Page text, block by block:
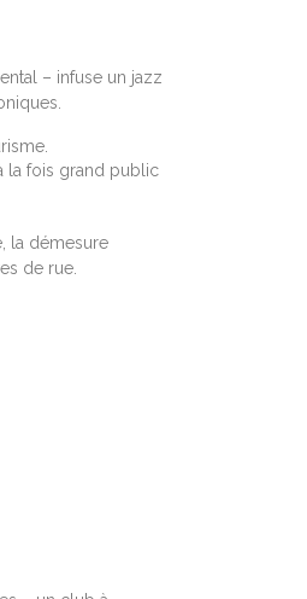
– infuse un jazz
la fois grand public
la démesure
de rue.